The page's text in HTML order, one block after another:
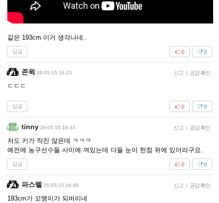
같은 193cm 이거 생각나네..
답글 0
0
존윅 26-05-15 16:23 신고 | 공감 확인
ㄷㄷㄷ
답글 0
0
tinny 26-05-15 16:33 신고 | 공감 확인
저도 키가 작진 않은데 ㅋㅋㅋ
예전에 농구선수들 사이에 껴있는데 다들 눈이 한참 위에 있더라구요.
답글 0
0
파스텔 26-05-15 16:48 신고 | 공감 확인
193cm가 꼬맹이가 되버리네